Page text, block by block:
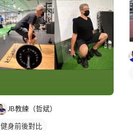
JB教練（哲斌）
健身前後對比